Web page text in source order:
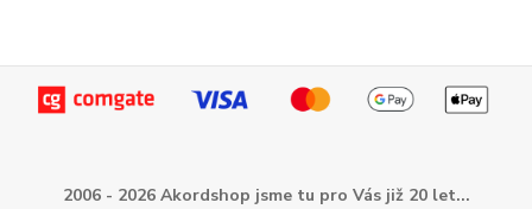
2006 - 2026 Akordshop jsme tu pro Vás již 20 let...